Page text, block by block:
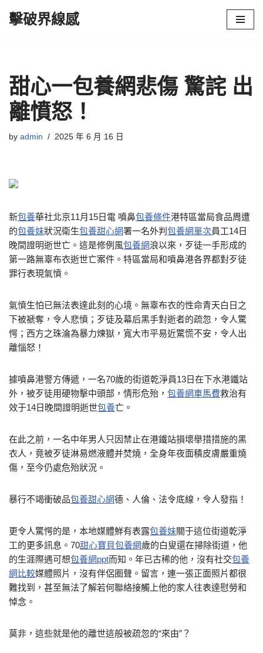
擊破界線感
甜心一包養網悲傷 驚詫 出
離憤怒！
by admin 2025 年 6 月 16 日
新包養華社北京11月15日電 噴鼻包養條件港特區當局食品周遭
的包養妹狀況衛生包養甜心網署一名外判 包養網單次員工14日
晚間證明逝世亡。這是修例風包養網浪以來，歹徒一手形成的
第一路無辜布衣逝世亡案件。特區當局和噴鼻港各界都對歹徒
罪行表現氣憤。
氣憤生怕已無法表達此刻的心境。無辜布衣的性命青天白日之
下被褫奪，令人悲憤；歹徒及幕后黑手對逝者的疏忽，令人驚
愕；西方之珠淪為暴力煉獄，寬大市平易近驚慌不安，令人出
離惱怒！
據噴鼻港警方傳遞，一名70歲的街道乾淨員13日在下水港鐵站
外，被歹徒用硬物擊中頭部，情形危殆， 包養網車馬費救治有
效于14日晚間證明逝世包養亡。
在此之前，一名中年男人只因禁止在港鐵站損壞舉措措施的黑
衣人，竟被歹徒淋易燃液體并焚燒，全身年夜面積皮膚嚴重燒
傷，至今仍處危殆狀況。
暴行不竭衝破品包養甜心網德、人倫、法令底線，令人發指！
更令人驚愕的是，本地媒體鮮有表露包養妹關于這位街道乾淨
工的更多訊息。70甜心寶貝包養網歲的白叟還在掃除街道，他
的生涯際遇可想包養網ppt而知。年已古稀的他，沒有社交包養
網比較媒體照片，沒有伴侶圈聲。留言，連一張正面照片都很
難找到，甚至無法了解若何聯絡接觸上他的家人往表達慰勞和
悼念。
莫非，這些就是他的離世這般被疏忽的“來由”？